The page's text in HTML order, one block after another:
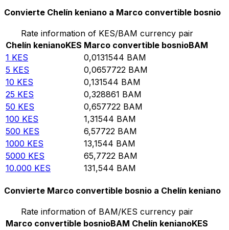
Convierte Chelín keniano a Marco convertible bosnio
Rate information of KES/BAM currency pair
Chelín kenianoKES Marco convertible bosnioBAM
1 KES 0,0131544 BAM
5 KES 0,0657722 BAM
10 KES 0,131544 BAM
25 KES 0,328861 BAM
50 KES 0,657722 BAM
100 KES 1,31544 BAM
500 KES 6,57722 BAM
1000 KES 13,1544 BAM
5000 KES 65,7722 BAM
10.000 KES 131,544 BAM
Convierte Marco convertible bosnio a Chelín keniano
Rate information of BAM/KES currency pair
Marco convertible bosnioBAM Chelín kenianoKES